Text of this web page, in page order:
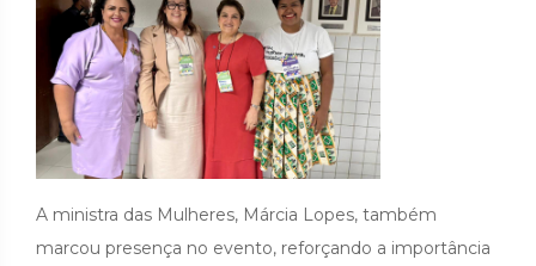
A ministra das Mulheres, Márcia Lopes, também
marcou presença no evento, reforçando a importância